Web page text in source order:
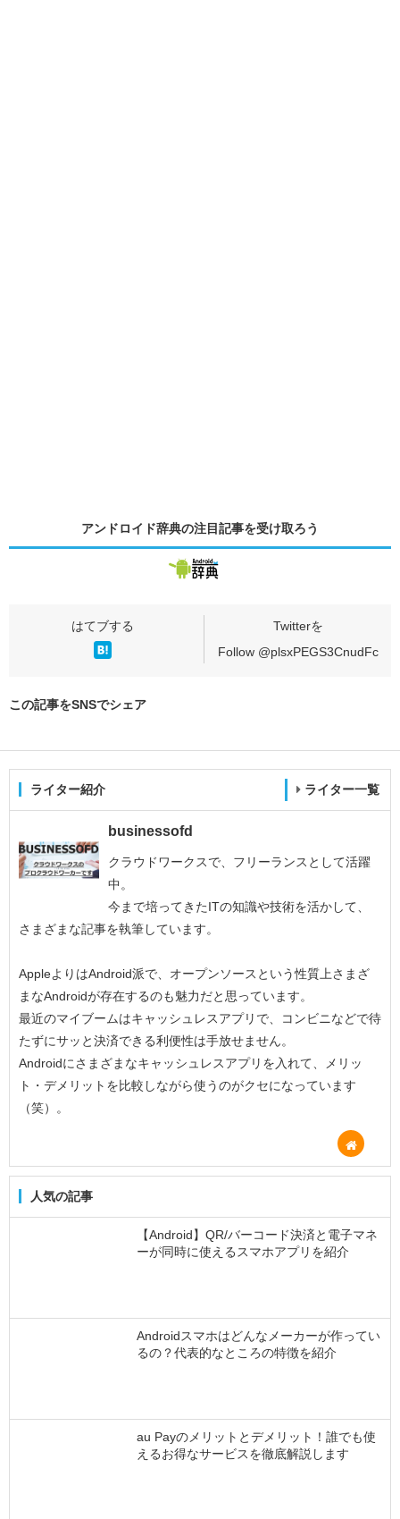
アンドロイド辞典の注目記事を受け取ろう
Follow @plsxPEGS3CnudFc
この記事をSNSでシェア
ライター紹介 ライター一覧
businessofd
クラウドワークスで、フリーランスとして活躍
中。
今まで培ってきたITの知識や技術を活かして、
さまざまな記事を執筆しています。
AppleよりはAndroid派で、オープンソースという性質上さまざ
まなAndroidが存在するのも魅力だと思っています。
最近のマイブームはキャッシュレスアプリで、コンビニなどで待
たずにサッと決済できる利便性は手放せません。
Androidにさまざまなキャッシュレスアプリを入れて、メリッ
ト・デメリットを比較しながら使うのがクセになっています
（笑）。
人気の記事
【Android】QR/バーコード決済と電子マネ
ーが同時に使えるスマホアプリを紹介
Androidスマホはどんなメーカーが作ってい
るの？代表的なところの特徴を紹介
au Payのメリットとデメリット！誰でも使
えるお得なサービスを徹底解説します